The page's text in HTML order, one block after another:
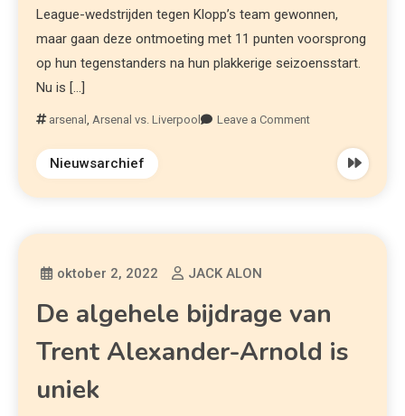
League-wedstrijden tegen Klopp’s team gewonnen,
maar gaan deze ontmoeting met 11 punten voorsprong
op hun tegenstanders na hun plakkerige seizoensstart.
Nu is […]
arsenal,Arsenal vs. Liverpool Leave a Comment
Nieuwsarchief
oktober 2, 2022 JACK ALON
De algehele bijdrage van
Trent Alexander-Arnold is
uniek